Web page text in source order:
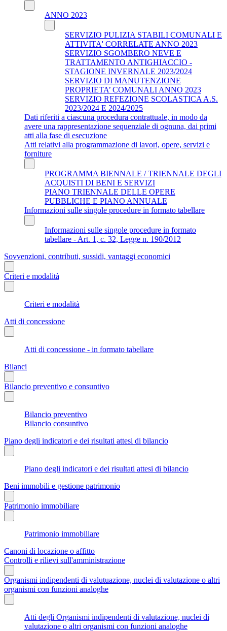
ANNO 2023
SERVIZIO PULIZIA STABILI COMUNALI E
ATTIVITA' CORRELATE ANNO 2023
SERVIZIO SGOMBERO NEVE E
TRATTAMENTO ANTIGHIACCIO -
STAGIONE INVERNALE 2023/2024
SERVIZIO DI MANUTENZIONE
PROPRIETA’ COMUNALI ANNO 2023
SERVIZIO REFEZIONE SCOLASTICA A.S.
2023/2024 E 2024/2025
Dati riferiti a ciascuna procedura contrattuale, in modo da
avere una rappresentazione sequenziale di ognuna, dai primi
atti alla fase di esecuzione
Atti relativi alla programmazione di lavori, opere, servizi e
forniture
PROGRAMMA BIENNALE / TRIENNALE DEGLI
ACQUISTI DI BENI E SERVIZI
PIANO TRIENNALE DELLE OPERE
PUBBLICHE E PIANO ANNUALE
Informazioni sulle singole procedure in formato tabellare
Informazioni sulle singole procedure in formato
tabellare - Art. 1, c. 32, Legge n. 190/2012
Sovvenzioni, contributi, sussidi, vantaggi economici
Criteri e modalità
Criteri e modalità
Atti di concessione
Atti di concessione - in formato tabellare
Bilanci
Bilancio preventivo e consuntivo
Bilancio preventivo
Bilancio consuntivo
Piano degli indicatori e dei risultati attesi di bilancio
Piano degli indicatori e dei risultati attesi di bilancio
Beni immobili e gestione patrimonio
Patrimonio immobiliare
Patrimonio immobiliare
Canoni di locazione o affitto
Controlli e rilievi sull'amministrazione
Organismi indipendenti di valutuazione, nuclei di valutazione o altri
organismi con funzioni analoghe
Atti degli Organismi indipendenti di valutazione, nuclei di
valutazione o altri organismi con funzioni analoghe